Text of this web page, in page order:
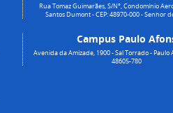
Rua Tomaz Guimarães, S/N°, Condomínio
Santos Dumont - CEP: 48970-000 - Senhor
Campus Paulo
Avenida da Amizade, 1900 - Sal Torrado - Paulo
48605-780